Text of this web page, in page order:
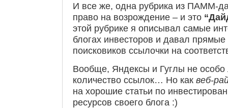
И все же, одна рубрика из ПАММ-
право на возрождение – и это
этой рубрике я описывал самые
блогах инвесторов и давал
поисковиков ссылочки на
Вообще, Яндексы и Гуглы не
количество ссылок… Но как веб-
на хорошие статьи по
ресурсов своего блога :)